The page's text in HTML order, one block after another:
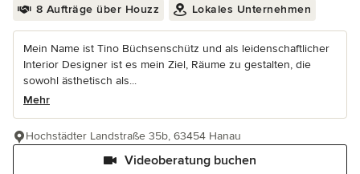
8 Aufträge über Houzz Lokales Unternehmen
Mein Name ist Tino Büchsenschütz und als leidenschaftlicher
Interior Designer ist es mein Ziel, Räume zu gestalten, die
sowohl ästhetisch als...
Mehr
Videoberatung buchen
Hochstädter Landstraße 35b, 63454 Hanau